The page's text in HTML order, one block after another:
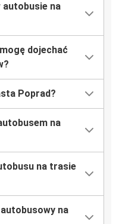
autobusie na
dojechać
Poprad?
na
na trasie
na